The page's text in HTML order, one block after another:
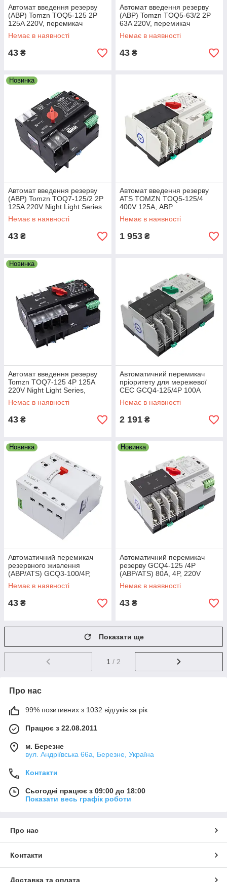
Автомат введення резерву
(АВР) Tomzn TOQ5-125 2P
125A 220V, перемикач
резервного живлення
Немає в наявності
43 ₴
Автомат введення резерву
(АВР) Tomzn TOQ5-63/2 2P
63A 220V, перемикач
резервного живлення
Немає в наявності
43 ₴
Новинка
Автомат введення резерву
(АВР) Tomzn TOQ7-125/2 2P
125A 220V Night Light Series
(однофазний), перемикач
резерву
Немає в наявності
43 ₴
Автомат введення резерву
ATS TOMZN TOQ5-125/4
400V 125A, АВР
Немає в наявності
1 953 ₴
Новинка
Автомат введення резерву
Tomzn TOQ7‑125 4P 125A
220V Night Light Series,
перемикач резерву(ATS)
Немає в наявності
43 ₴
Автоматичний перемикач
пріоритету для мережевої
СЕС GCQ4-125/4Р 100A
Немає в наявності
2 191 ₴
Новинка
Автоматичний перемикач
резервного живлення
(АВР/ATS) GCQ3-100/4Р,
220V, 4P, 100А
Немає в наявності
43 ₴
Новинка
Автоматичний перемикач
резерву GCQ4-125 /4Р
(АВР/ATS) 80A, 4P, 220V
Немає в наявності
43 ₴
Показати ще
1 / 2
Про нас
99% позитивних з 1032 відгуків за рік
Працює з 22.08.2011
м. Березне
вул. Андріївська 66а, Березне, Україна
Контакти
Сьогодні працює з 09:00 до 18:00
Показати весь графік роботи
Про нас
Контакти
Доставка та оплата